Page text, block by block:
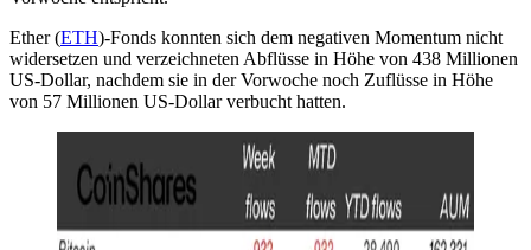
Ether (ETH)-Fonds konnten sich dem negativen Momentum nicht
widersetzen und verzeichneten Abflüsse in Höhe von 438 Millionen
US-Dollar, nachdem sie in der Vorwoche noch Zuflüsse in Höhe
von 57 Millionen US-Dollar verbucht hatten.